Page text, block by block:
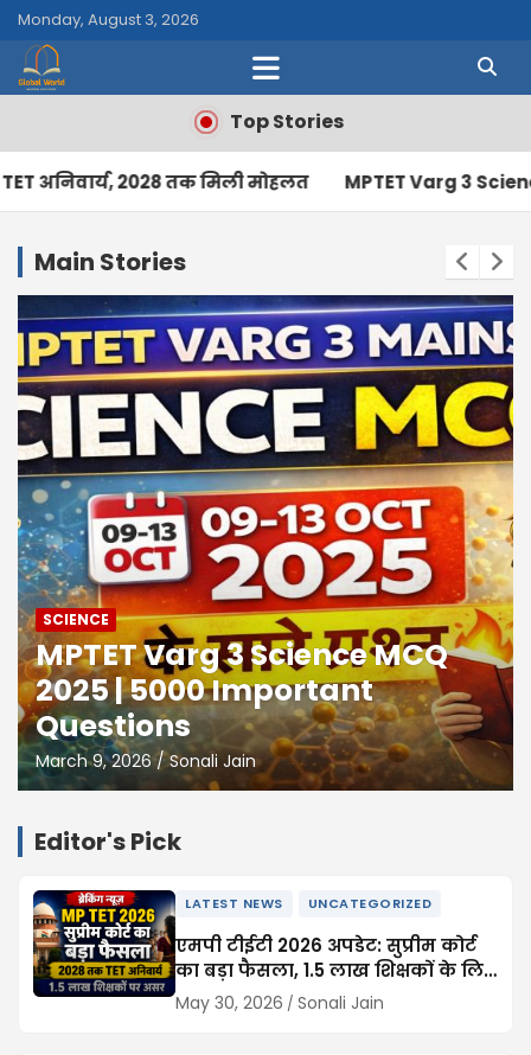
Skip
content
Monday, August 3, 2026
Top Stories
तक मिली मोहलत MPTET Varg 3 Science MCQ 2025 |
Main Stories
SCIENCE
MPTET Varg 3 Science MCQ
2025 | 5000 Important
Questions
March 9, 2026 Sonali Jain
Editor's Pick
LATEST NEWS UNCATEGORIZED
एमपी टीईटी 2026 अपडेट: सुप्रीम कोर्ट
का बड़ा फैसला, 1.5 लाख शिक्षकों के लिए
TET अनिवार्य, 2028 तक मिली मोहलत
May 30, 2026 Sonali Jain